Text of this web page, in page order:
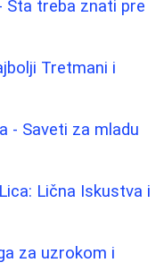
Šta treba znati pre
Tretmani i
- Saveti za mladu
Lična Iskustva i
za uzrokom i